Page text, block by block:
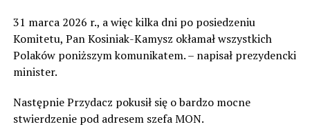
31 marca 2026 r., a więc kilka dni po posiedzeniu
Komitetu, Pan Kosiniak-Kamysz okłamał wszystkich
Polaków poniższym komunikatem. – napisał prezydencki
minister.
Następnie Przydacz pokusił się o bardzo mocne
stwierdzenie pod adresem szefa MON.